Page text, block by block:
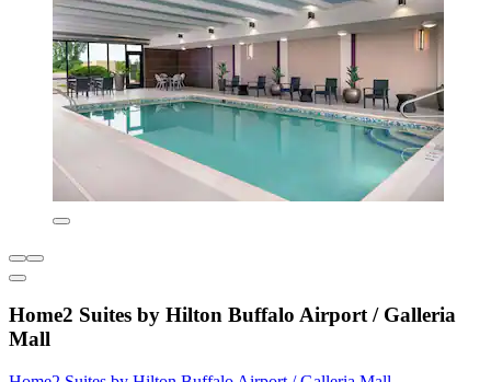
Home2 Suites by Hilton Buffalo Airport / Galleria
Mall